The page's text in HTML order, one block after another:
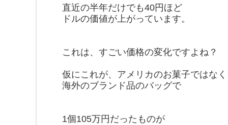
直近の半年だけでも40円ほど
ドルの価値が上がっています。
これは、すごい価格の変化ですよね？
仮にこれが、アメリカのお菓子ではなく
海外のブランド品のバッグで
1個105万円だったものが